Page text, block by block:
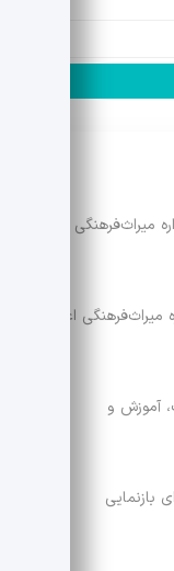
میراث‌فرهنگی
اعلام
آموزش و
بازنمایی